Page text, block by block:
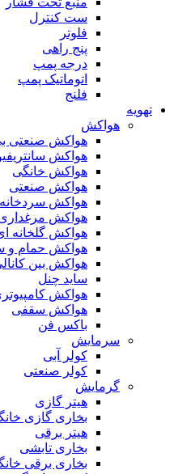
ست کنترل
فلوتر
پنج راهی
درجه پمپ
اتوماتیک پمپ
فلنج
تهویه
هواکش
هواکش صنعتی
هواکش
هواکش خانگی
هواکش صنعتی
هواکش
هواکش
هواکش گلخانه
هواکش حمام و
هواکش بین
ساید چنل
هواکش
هواکش سقفی
باکس فن
سرمایش
کولر آبی
کولر صنعتی
گرمایش
هیتر گازی
بخاری گازی
هیتر برقی
بخاری تابشی
بخاری برقی